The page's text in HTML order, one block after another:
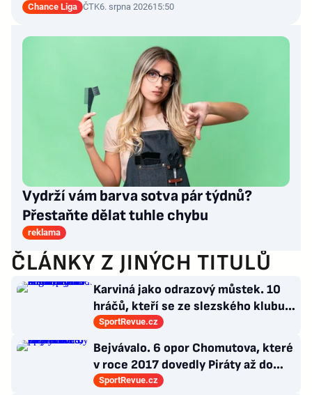
Chance Liga ČTK6. srpna 202615:50
Vydrží vám barva sotva pár týdnů?
Přestaňte dělat tuhle chybu
reklama
ČLÁNKY Z JINÝCH TITULŮ
Karviná jako odrazový můstek. 10
hráčů, kteří se ze slezského klubu
probili k lukrativnímu angažmá
SportRevue.cz
Bejvávalo. 6 opor Chomutova, které
v roce 2017 dovedly Piráty až do
semifinále play-off
SportRevue.cz